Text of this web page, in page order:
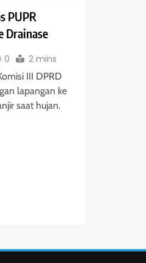
PUPR
Drainase
0 2 mins
III DPRD
lapangan ke
saat hujan.